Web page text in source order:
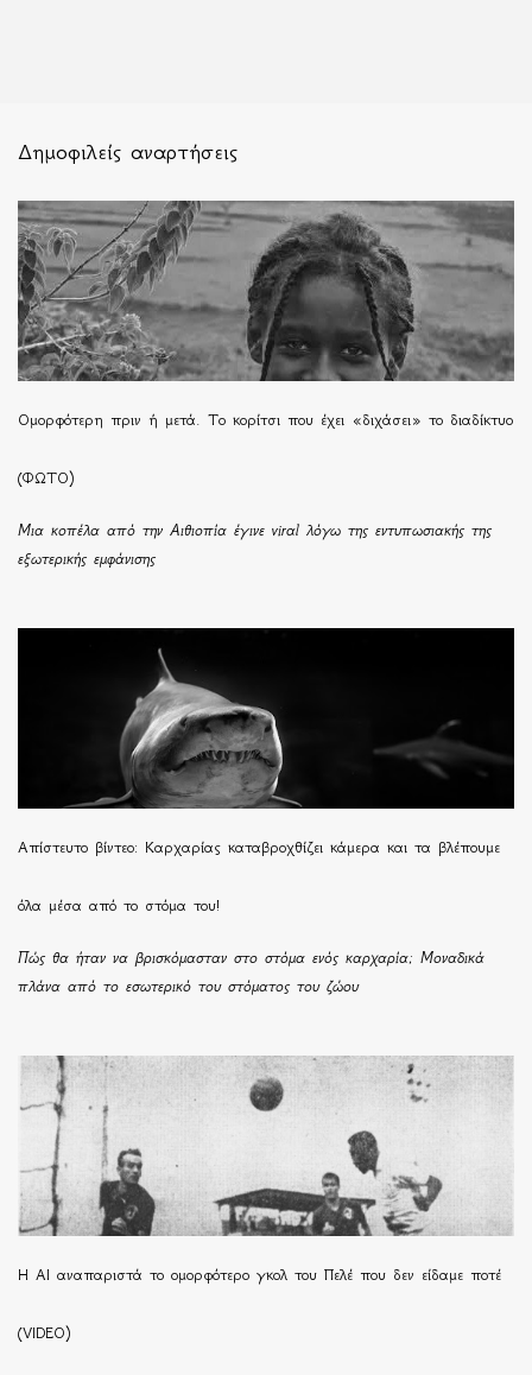
Δημοφιλείς αναρτήσεις
Ομορφότερη πριν ή μετά. Το κορίτσι που έχει «διχάσει» το διαδίκτυο
(ΦΩΤΟ)
Μια κοπέλα από την Αιθιοπία έγινε viral λόγω της εντυπωσιακής της
εξωτερικής εμφάνισης
Απίστευτο βίντεο: Καρχαρίας καταβροχθίζει κάμερα και τα βλέπουμε
όλα μέσα από το στόμα του!
Πώς θα ήταν να βρισκόμασταν στο στόμα ενός καρχαρία; Μοναδικά
πλάνα από το εσωτερικό του στόματος του ζώου
Η ΑΙ αναπαριστά το ομορφότερο γκολ του Πελέ που δεν είδαμε ποτέ
(VIDEO)